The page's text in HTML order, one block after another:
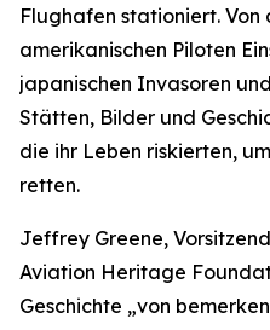
Flughafen stationiert.
amerikanischen Piloten
japanischen Invasoren
Stätten, Bilder und
die ihr Leben riskierten,
retten.
Jeffrey Greene,
Aviation Heritage
Geschichte „von